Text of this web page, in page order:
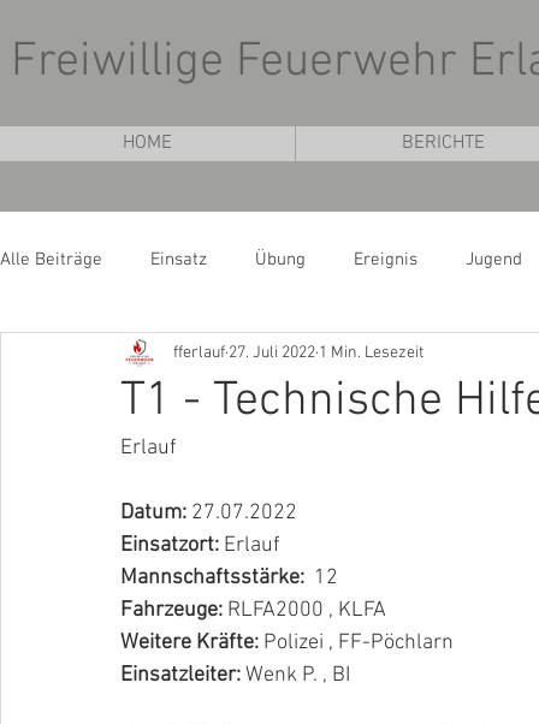
Freiwillige Feuerwehr
HOME BERICHTE
Alle Beiträge Einsatz Übung Ereignis Jugend
T1 - Technische
fferlauf 27. Juli 2022 1 Min. Lesezeit
Erlauf
Datum: 27.07.2022
Einsatzort: Erlauf
Mannschaftsstärke: 12
Fahrzeuge: RLFA2000 , KLFA
Weitere Kräfte: Polizei , FF-Pöchlarn
Einsatzleiter: Wenk P. , BI